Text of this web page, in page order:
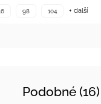
116 98 104 + další
Podobné (16)